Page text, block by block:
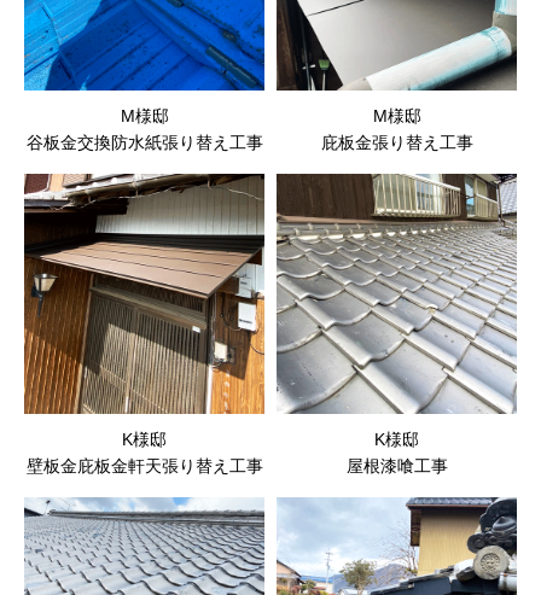
M様邸
谷板金交換防水紙張り替え工事
M様邸
庇板金張り替え工事
K様邸
壁板金庇板金軒天張り替え工事
K様邸
屋根漆喰工事